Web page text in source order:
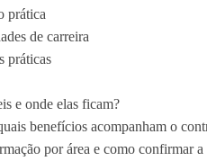
prática
de carreira
práticas
e onde elas ficam?
benefícios acompanham o
por área e como confirmar